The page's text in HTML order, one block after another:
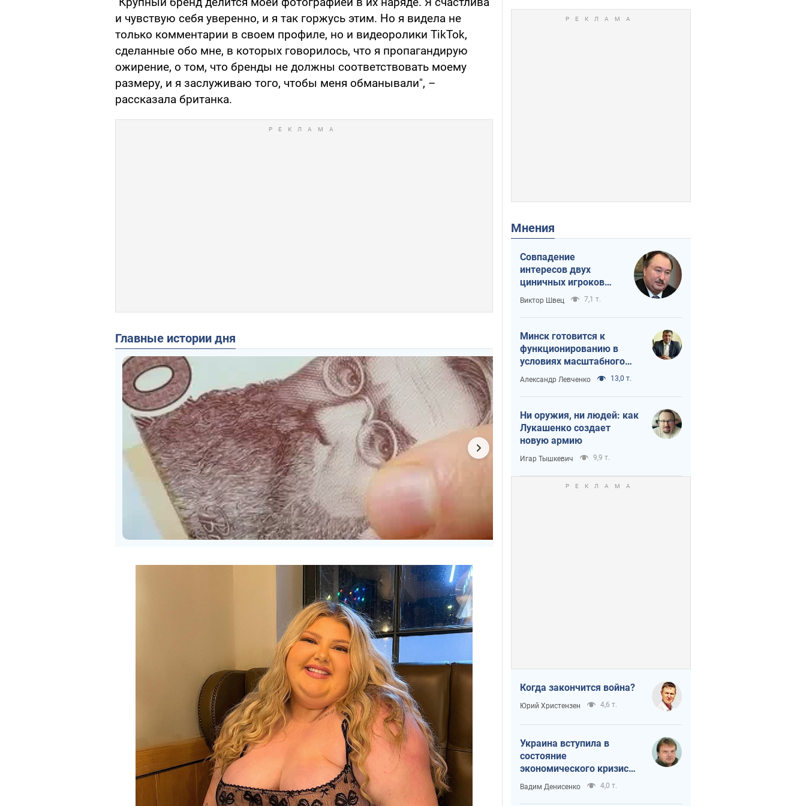
и чувствую себя уверенно, и я так горжусь этим. Но я видела не
только комментарии в своем профиле, но и видеоролики TikTok,
сделанные обо мне, в которых говорилось, что я пропагандирую
ожирение, о том, что бренды не должны соответствовать моему
размеру, и я заслуживаю того, чтобы меня обманывали", –
рассказала британка.
Главные истории дня
Мнения
Совпадение
интересов двух
циничных игроков
или тайный план
Трампа и Путина?
Виктор Швец 7,1 т.
Минск готовится к
функционированию в
условиях масштабного
военного кризиса
Александр Левченко 13,0 т.
Ни оружия, ни людей: как
Лукашенко создает
новую армию
Игар Тышкевич 9,9 т.
Когда закончится война?
Юрий Христензен 4,6 т.
Украина вступила в
состояние
экономического кризиса.
Есть ли свет в конце
туннеля?
Вадим Денисенко 4,0 т.